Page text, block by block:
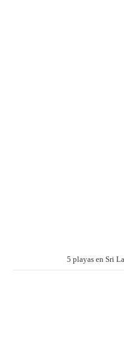
5 playas en Sri